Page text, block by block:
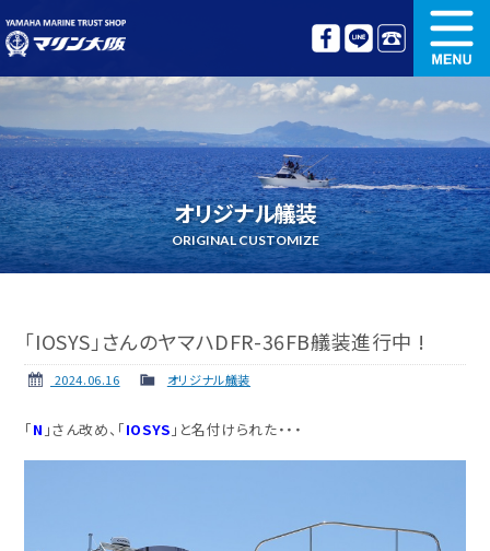
中古艇情報
オリジナル艤装 ボート免許講習
更新講習 クルージング情報
オリジナル艤装
ORIGINAL CUSTOMIZE
「IOSYS」さんのヤマハDFR-36FB艤装進行中 !
2024.06.16 オリジナル艤装
「N 」さん改め、「IOSYS 」と名付けられた・・・